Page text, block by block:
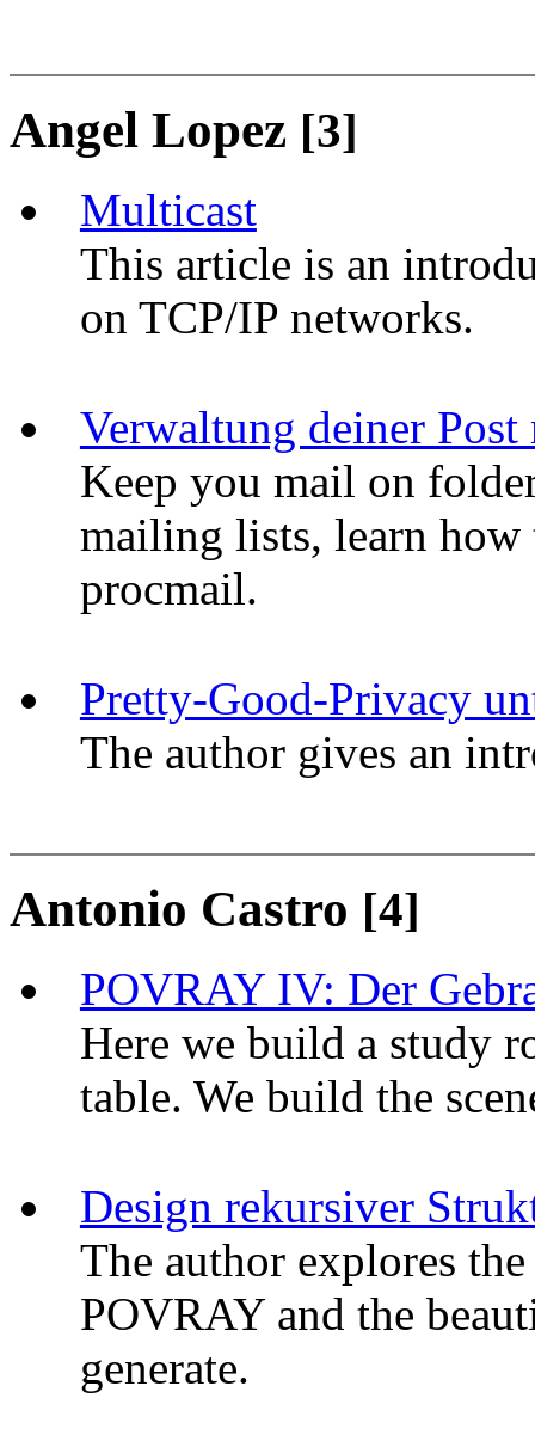
Angel Lopez [3]
Multicast
This article is an
on TCP/IP networks.
Verwaltung deiner
Keep you mail on
mailing lists, learn how
procmail.
Pretty-Good-Privacy
The author gives an
Antonio Castro [4]
POVRAY IV: Der
Here we build a study
table. We build the
Design rekursiver
The author explores
POVRAY and the
generate.